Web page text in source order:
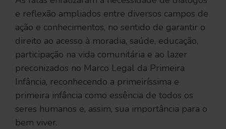
e reflexão ampliados entre diversos campos de
ação e conhecimentos, no sentido de garantir o
direito ao acesso à moradia, saúde, educação,
participação na vida comunitária e ao lazer
preconizados no Marco Legal da Primeira
Infância, reconhecendo a primeiríssima e
primeira infância como essência de todos os
seres humanos e, assim, sua importância para o
bem viver.